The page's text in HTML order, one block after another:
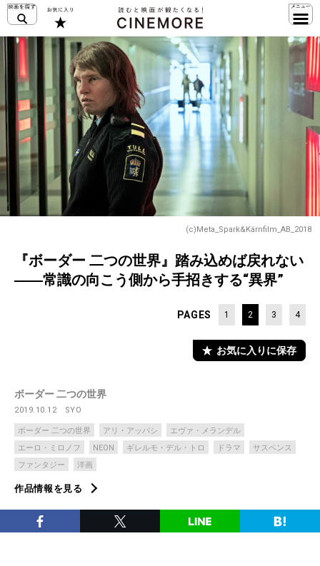
(c)Meta_Spark&Kärnfilm_AB_2018
『ボーダー 二つの世界』踏み込めば戻れない
――常識の向こう側から手招きする“異界”
PAGES 1 2 3 4
お気に入りに保存
ボーダー 二つの世界
2019.10.12 SYO
ボーダー 二つの世界 アリ・アッバシ
エヴァ・メランデル
エーロ・ミロノフ
NEON ギレルモ・デル・トロ ドラマ
サスペンス
ファンタジー
洋画
作品情報を見る